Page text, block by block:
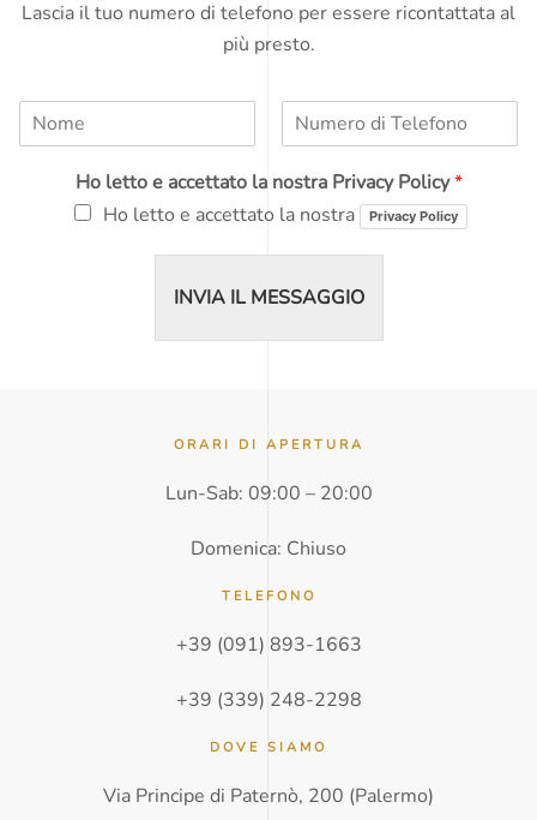
Lascia il tuo numero di telefono per essere ricontattata al
più presto.
e
r
d
T
n
*
Ho letto e accettato la nostra Privacy Policy*
Ho letto e accettato la nostra
Privacy Policy
INVIA IL MESSAGGIO
ORARI DI APERTURA
Lun-Sab: 09:00 – 20:00
Domenica: Chiuso
TELEFONO
+39 (091) 893-1663
+39 (339) 248-2298
DOVE SIAMO
Via Principe di Paternò, 200 (Palermo)